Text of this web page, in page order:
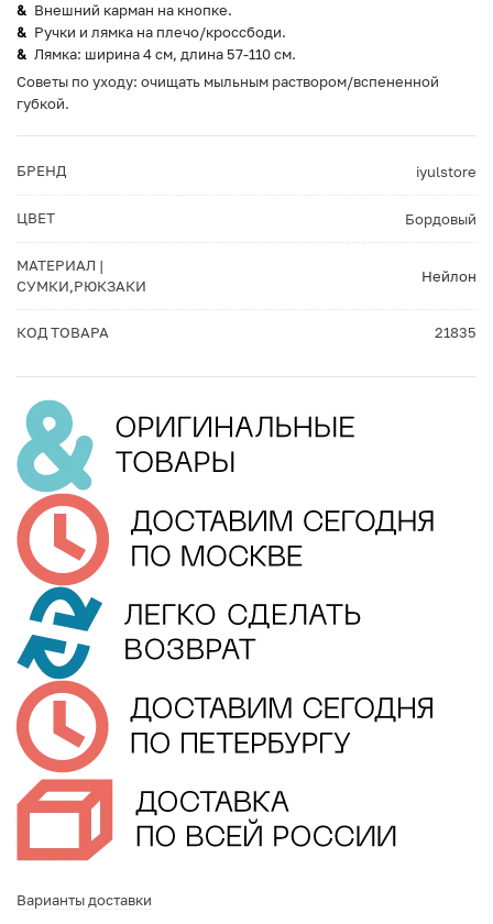
Внешний карман на кнопке.
Ручки и лямка на плечо/кроссбоди.
Лямка: ширина 4 см, длина 57-110 см.
Советы по уходу: очищать мыльным раствором/вспененной
губкой.
БРЕНД iyulstore
ЦВЕТ Бордовый
МАТЕРИАЛ |
СУМКИ,РЮКЗАКИ
Нейлон
КОД ТОВАРА 21835
Варианты доставки